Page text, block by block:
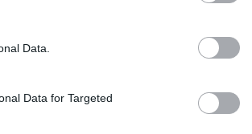
Data.
Data for Targeted
στην